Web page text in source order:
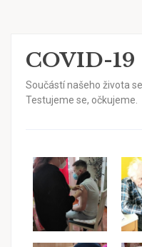
COVID-19
Součástí našeho života
Testujeme se, očkujeme.